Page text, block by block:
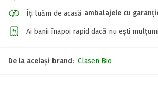
Îți luăm de acasă ambalajele cu
Ai banii înapoi rapid dacă nu ești
De la același brand: Clasen Bio